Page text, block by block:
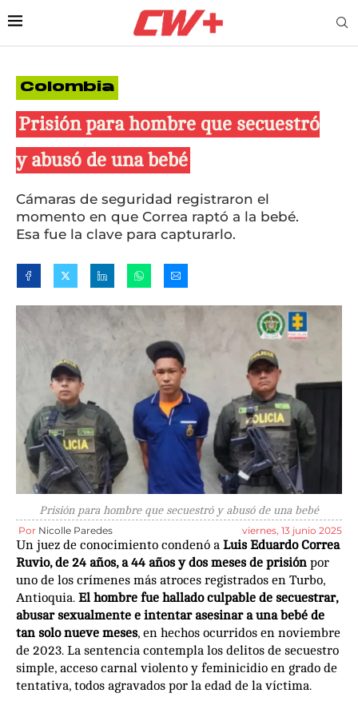
Colombia
Prisión para hombre que secuestró
y abusó de una bebé
Cámaras de seguridad registraron el
momento en que Correa raptó a la bebé.
Esa fue la clave para capturarlo.
Prisión para hombre que secuestró y abusó de una bebé
Por Nicolle Paredes viernes, 13 junio 2025
Un juez de conocimiento condenó a Luis Eduardo Correa
Ruvio, de 24 años, a 44 años y dos meses de prisión por
uno de los crímenes más atroces registrados en Turbo,
Antioquia. El hombre fue hallado culpable de secuestrar,
abusar sexualmente e intentar asesinar a una bebé de
tan solo nueve meses, en hechos ocurridos en noviembre
de 2023. La sentencia contempla los delitos de secuestro
simple, acceso carnal violento y feminicidio en grado de
tentativa, todos agravados por la edad de la víctima.